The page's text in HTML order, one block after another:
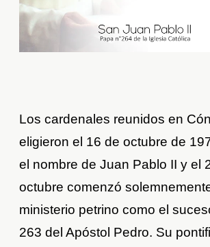
Los cardenales reunidos en
eligieron el 16 de octubre de
el nombre de Juan Pablo II y el
octubre comenzó
ministerio petrino como el
263 del Apóstol Pedro. Su